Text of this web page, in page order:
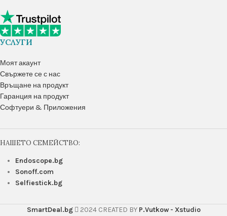
УСЛУГИ
Моят акаунт
Свържете се с нас
Връщане на продукт
Гаранция на продукт
Софтуери & Приложения
НАШЕТО СЕМЕЙСТВО:
Endoscope.bg
Sonoff.com
Selfiestick.bg
SmartDeal.bg 2024 CREATED BY P.Vutkow - Xstudio